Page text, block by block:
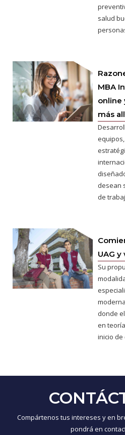
salud
MBA
online
más
desean
de
UAG y
Su
donde
en
inicio de
Compártenos tus intereses y en
pondrá en